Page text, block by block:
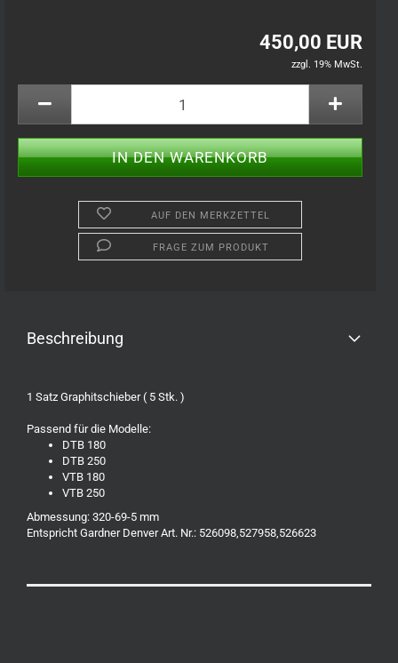
450,00 EUR
zzgl. 19% MwSt.
AUF DEN MERKZETTEL
FRAGE ZUM PRODUKT
Beschreibung
1 Satz Graphitschieber ( 5 Stk. )
Passend für die Modelle:
DTB 180
DTB 250
VTB 180
VTB 250
​Abmessung: 320-69-5 mm
Entspricht Gardner Denver Art. Nr.: 526098,527958,526623